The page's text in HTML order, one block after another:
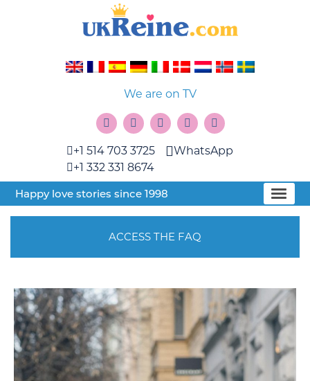
We are on TV
+1 514 703 3725
+1 332 331 8674
WhatsApp
Happy love stories since 1998
ACCESS THE FAQ